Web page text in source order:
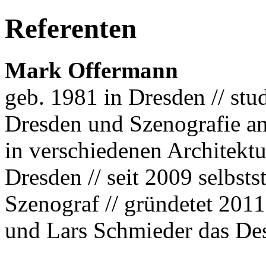
Referenten
Mark Offermann
geb. 1981 in Dresden //
Dresden und Szenografie
in verschiedenen
Dresden // seit 2009
Szenograf // gründetet
und Lars Schmieder das